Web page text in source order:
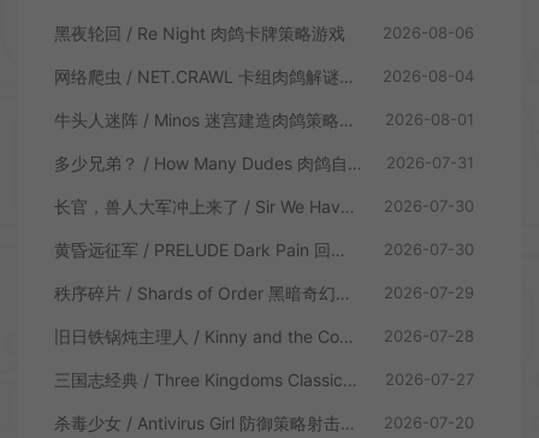
黑夜轮回 / Re Night 肉鸽卡牌策略游戏 2026-08-06
网络爬虫 / NET.CRAWL 卡组肉鸽解谜策略游戏 2026-08-04
牛头人迷阵 / Minos 迷宫建造肉鸽策略游戏 2026-08-01
多少兄弟？ / How Many Dudes 肉鸽自走棋游戏 2026-07-31
长官，兽人大军冲上来了 / Sir We Have an Orc Problem 增量塔防游戏 2026-07-30
黄昏远征军 / PRELUDE Dark Pain 回合制策略战棋游戏 2026-07-30
秩序碎片 / Shards of Order 黑暗奇幻卡牌CRPG策略游戏 2026-07-29
旧日铁锅炖主理人 / Kinny and the Cosmic Cauldron 休闲卡片肉鸽策略游戏 2026-07-28
三国志经典 / Three Kingdoms Classic 回合制大战略游戏 2026-07-27
杀毒少女 / Antivirus Girl 防御策略射击游戏 2026-07-20